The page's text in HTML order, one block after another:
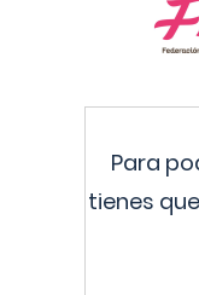
Para
tienes